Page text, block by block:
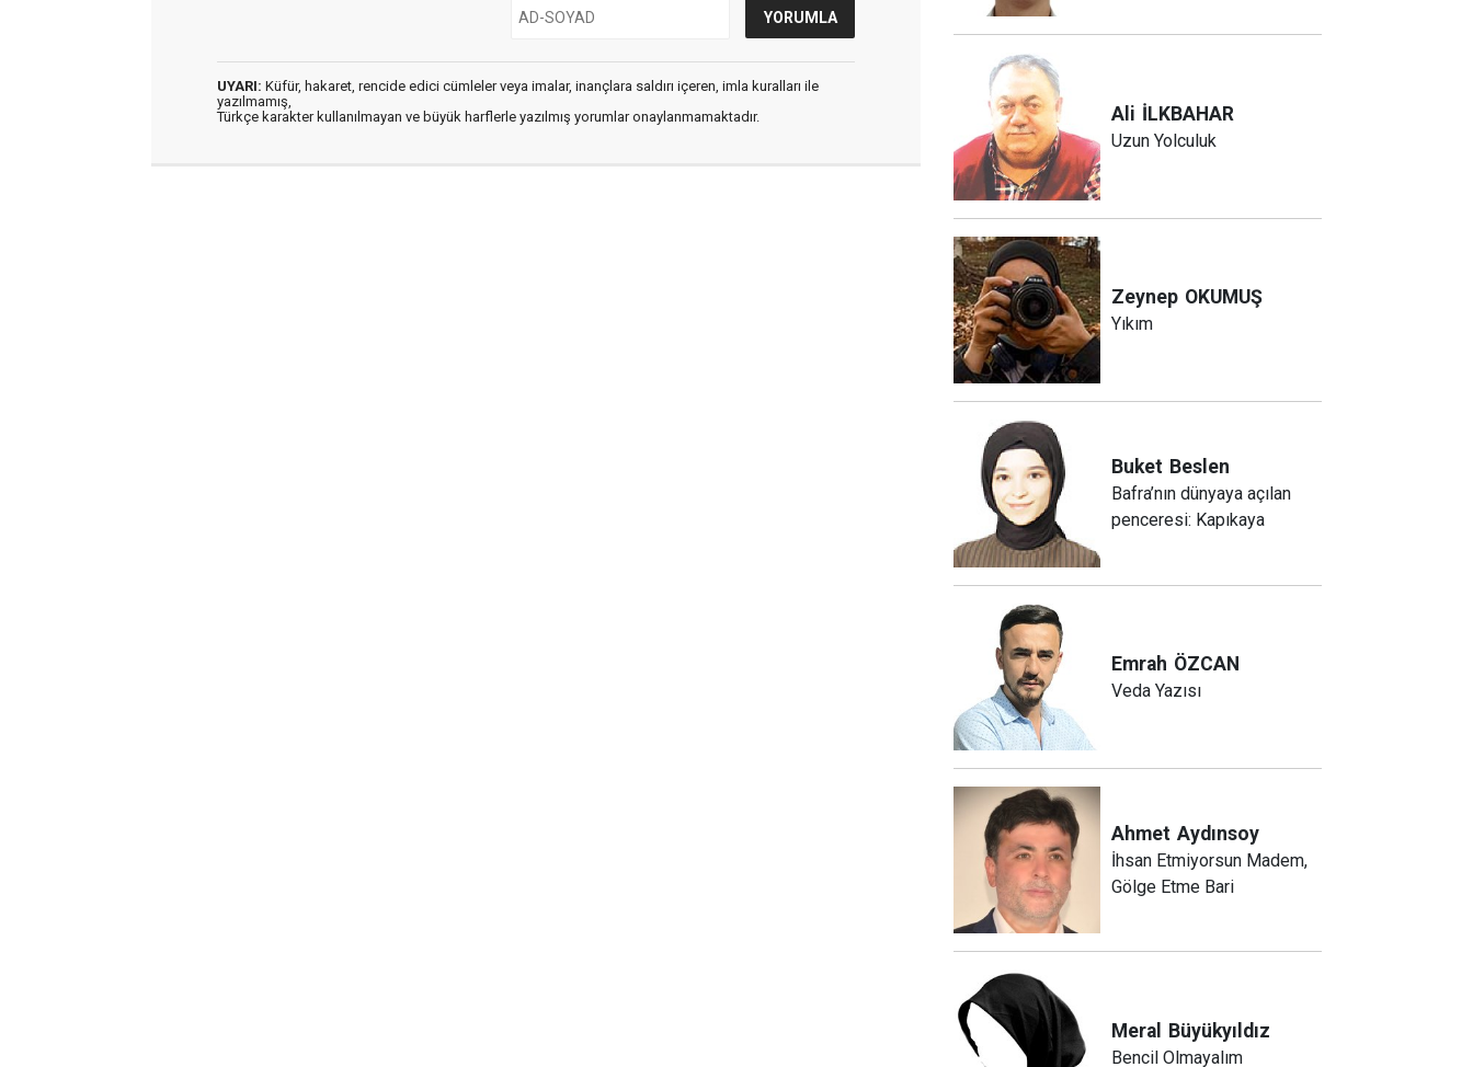
UYARI: Küfür, hakaret, rencide edici cümleler veya imalar, inançlara saldırı içeren, imla kuralları ile
yazılmamış,
Türkçe karakter kullanılmayan ve büyük harflerle yazılmış yorumlar onaylanmamaktadır.
Ali İLKBAHAR
Uzun Yolculuk
Zeynep OKUMUŞ
Yıkım
Buket Beslen
Bafra’nın dünyaya açılan
penceresi: Kapıkaya
Emrah ÖZCAN
Veda Yazısı
Ahmet Aydınsoy
İhsan Etmiyorsun Madem,
Gölge Etme Bari
Meral Büyükyıldız
Bencil Olmayalım